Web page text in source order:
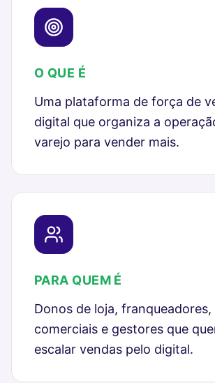
O QUE É
Uma plataforma de força de
digital que organiza a
varejo para vender mais.
PARA QUEM É
Donos de loja,
comerciais e gestores que
escalar vendas pelo digital.